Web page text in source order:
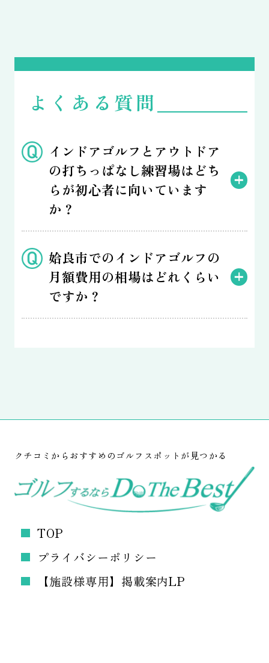
よくある質問
インドアゴルフとアウトドア
の打ちっぱなし練習場はどち
らが初心者に向いています
か？
姶良市でのインドアゴルフの
月額費用の相場はどれくらい
ですか？
クチコミからおすすめのゴルフスポットが見つかる
TOP
プライバシーポリシー
【施設様専用】掲載案内LP